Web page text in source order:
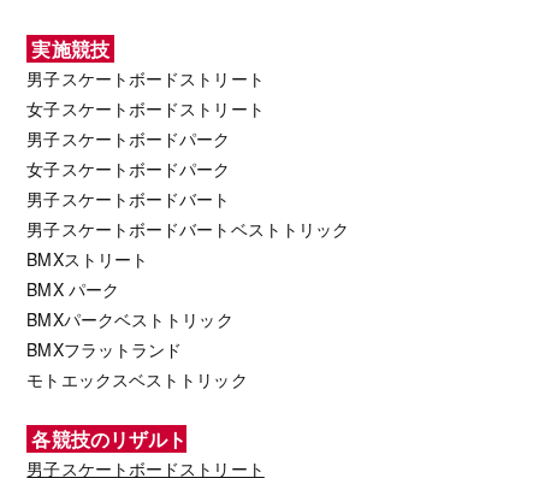
実施競技
男子スケートボードストリート
女子スケートボードストリート
男子スケートボードパーク
女子スケートボードパーク
男子スケートボードバート
男子スケートボードバートベストトリック
BMXストリート
BMX パーク
BMXパークベストトリック
BMXフラットランド
モトエックスベストトリック
各競技のリザルト
男子スケートボードストリート